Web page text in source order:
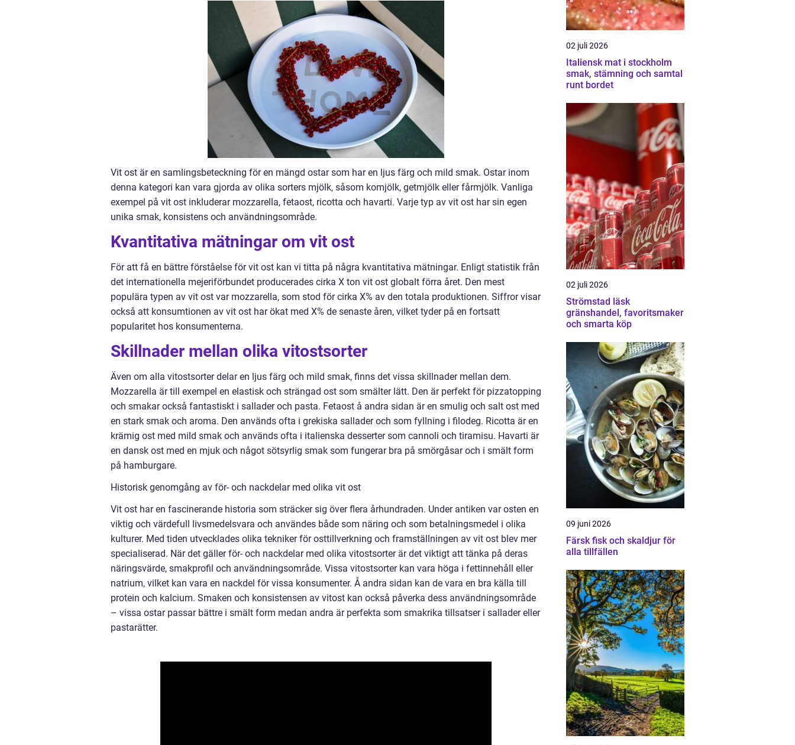
Vit ost är en samlingsbeteckning för en mängd ostar som har en ljus färg och mild smak. Ostar inom
denna kategori kan vara gjorda av olika sorters mjölk, såsom komjölk, getmjölk eller fårmjölk. Vanliga
exempel på vit ost inkluderar mozzarella, fetaost, ricotta och havarti. Varje typ av vit ost har sin egen
unika smak, konsistens och användningsområde.
Kvantitativa mätningar om vit ost
För att få en bättre förståelse för vit ost kan vi titta på några kvantitativa mätningar. Enligt statistik från
det internationella mejeriförbundet producerades cirka X ton vit ost globalt förra året. Den mest
populära typen av vit ost var mozzarella, som stod för cirka X% av den totala produktionen. Siffror visar
också att konsumtionen av vit ost har ökat med X% de senaste åren, vilket tyder på en fortsatt
popularitet hos konsumenterna.
Skillnader mellan olika vitostsorter
Även om alla vitostsorter delar en ljus färg och mild smak, finns det vissa skillnader mellan dem.
Mozzarella är till exempel en elastisk och strängad ost som smälter lätt. Den är perfekt för pizzatopping
och smakar också fantastiskt i sallader och pasta. Fetaost å andra sidan är en smulig och salt ost med
en stark smak och aroma. Den används ofta i grekiska sallader och som fyllning i filodeg. Ricotta är en
krämig ost med mild smak och används ofta i italienska desserter som cannoli och tiramisu. Havarti är
en dansk ost med en mjuk och något sötsyrlig smak som fungerar bra på smörgåsar och i smält form
på hamburgare.
Historisk genomgång av för- och nackdelar med olika vit ost
Vit ost har en fascinerande historia som sträcker sig över flera århundraden. Under antiken var osten en
viktig och värdefull livsmedelsvara och användes både som näring och som betalningsmedel i olika
kulturer. Med tiden utvecklades olika tekniker för osttillverkning och framställningen av vit ost blev mer
specialiserad. När det gäller för- och nackdelar med olika vitostsorter är det viktigt att tänka på deras
näringsvärde, smakprofil och användningsområde. Vissa vitostsorter kan vara höga i fettinnehåll eller
natrium, vilket kan vara en nackdel för vissa konsumenter. Å andra sidan kan de vara en bra källa till
protein och kalcium. Smaken och konsistensen av vitost kan också påverka dess användningsområde
– vissa ostar passar bättre i smält form medan andra är perfekta som smakrika tillsatser i sallader eller
pastarätter.
02 juli 2026
Italiensk mat i stockholm
smak, stämning och samtal
runt bordet
02 juli 2026
Strömstad läsk
gränshandel, favoritsmaker
och smarta köp
09 juni 2026
Färsk fisk och skaldjur för
alla tillfällen